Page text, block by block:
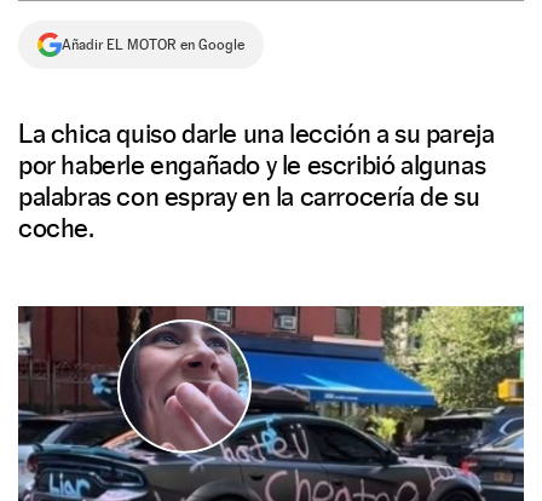
Añadir EL MOTOR en Google
La chica quiso darle una lección a su pareja
por haberle engañado y le escribió algunas
palabras con espray en la carrocería de su
coche.